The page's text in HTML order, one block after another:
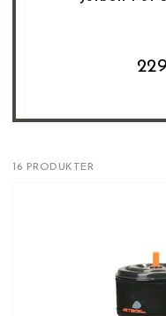
16 PRODUKTER